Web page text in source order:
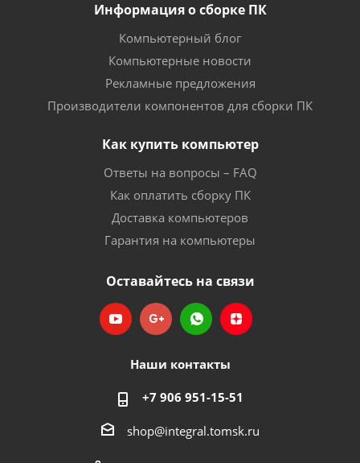
Информация о сборке ПК
Компьютерный блог
Компьютерные новости
Рекламные предложения
Производители компонентов для сборки ПК
Как купить компьютер
Ответы на вопросы – FAQ
Как оплатить сборку ПК
Доставка компьютеров
Гарантия на компьютеры
Оставайтесь на связи
Наши контакты
+7 906 951-15-51
shop@integral.tomsk.ru